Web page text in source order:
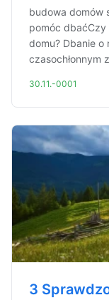
budowa domów
pomóc
domu? Dbanie o
czasochłonnym
30.11.-0001
3